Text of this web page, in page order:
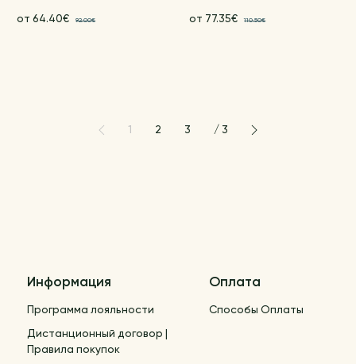
от 64.40€ 92.00€ от 77.35€ 110.50€
1 2 3 / 3
Информация
Программа лояльности
Дистанционный договор |
Правила покупок
Оплата
Способы Оплаты